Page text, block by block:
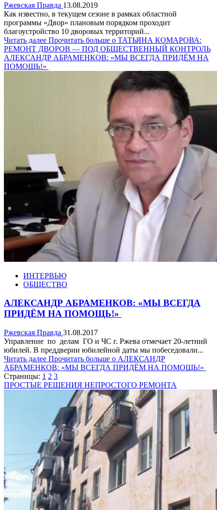
Ржевская Правда 13.08.2019
Как известно, в текущем сезоне в рамках областной
программы «Двор» плановым порядком проходит
благоустройство 10 дворовых территорий...
Читать далее Прочитать больше о ТАТЬЯНА КОМАРОВА:
РЕМОНТ ДВОРОВ — ПОД ОБЩЕСТВЕННЫЙ КОНТРОЛЬ
АЛЕКСАНДР АБРАМЕНКОВ: «МЫ ВСЕГДА ПРИДЁМ НА
ПОМОЩЬ!»
ИНТЕРВЬЮ
ОБЩЕСТВО
АЛЕКСАНДР АБРАМЕНКОВ: «МЫ ВСЕГДА
ПРИДЁМ НА ПОМОЩЬ!»
Ржевская Правда 31.08.2017
Управление по делам ГО и ЧС г. Ржева отмечает 20-летний
юбилей. В преддверии юбилейной даты мы побеседовали...
Читать далее Прочитать больше о АЛЕКСАНДР
АБРАМЕНКОВ: «МЫ ВСЕГДА ПРИДЁМ НА ПОМОЩЬ!»
Страницы: 1 2 3
ПРОСТЫЕ РЕШЕНИЯ НЕПРОСТОГО РЕМОНТА